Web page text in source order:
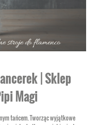
| Sklep
Magi
tańcem. Tworząc wyjątkowe